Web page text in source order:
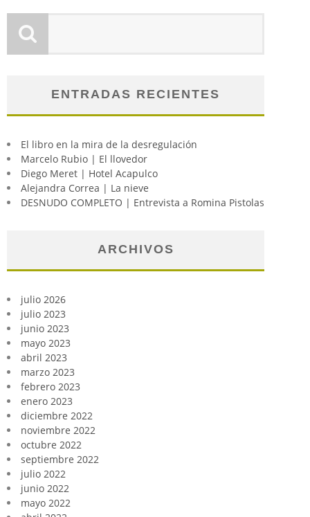
ENTRADAS RECIENTES
El libro en la mira de la desregulación
Marcelo Rubio | El llovedor
Diego Meret | Hotel Acapulco
Alejandra Correa | La nieve
DESNUDO COMPLETO | Entrevista a Romina Pistolas
ARCHIVOS
julio 2026
julio 2023
junio 2023
mayo 2023
abril 2023
marzo 2023
febrero 2023
enero 2023
diciembre 2022
noviembre 2022
octubre 2022
septiembre 2022
julio 2022
junio 2022
mayo 2022